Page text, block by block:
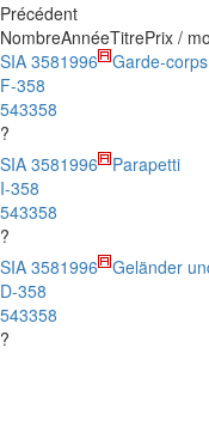
Précédent
NombreAnnéeTitrePrix /
SIA 358
F-358
543358
?
1996 Garde-corps
SIA 358
I-358
543358
?
1996 Parapetti
SIA 358
D-358
543358
?
1996 Geländer